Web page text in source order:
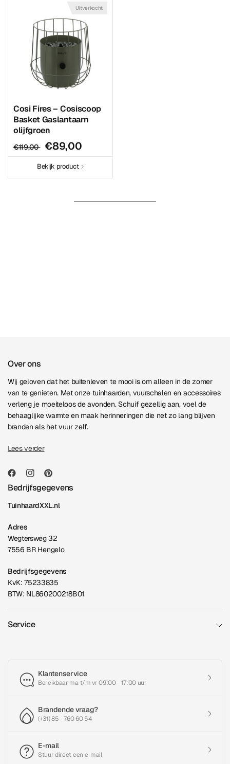
Uitverkocht
Cosi Fires – Cosiscoop
Basket Gaslantaarn
olijfgroen
€119,00 €89,00
Bekijk product
Over ons
Wij geloven dat het buitenleven te mooi is om alleen in de zomer
van te genieten. Met onze tuinhaarden, vuurschalen en accessoires
verleng je moeiteloos de avonden. Schuif gezellig aan, voel de
behaaglijke warmte en maak herinneringen die net zo lang blijven
branden als het vuur zelf.
Lees verder
Bedrijfsgegevens
TuinhaardXXL.nl
Adres
Wegtersweg 32
7556 BR Hengelo
Bedrijfsgegevens
KvK: 75233835
BTW: NL860200218B01
Service
Klantenservice
Bereikbaar ma t/m vr 09:00 - 17:00 uur
Brandende vraag?
(+31) 85 - 760 60 54
E-mail
Stuur direct een e-mail